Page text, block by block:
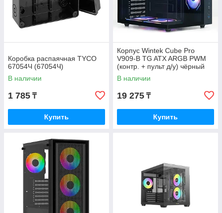
Коробка распаячная TYCO
67054Ч (67054Ч)
В наличии
1 785 ₸
Купить
Корпус Wintek Cube Pro
V909-B TG ATX ARGB PWM
(контр. + пульт д/у) чёрный
В наличии
19 275 ₸
Купить